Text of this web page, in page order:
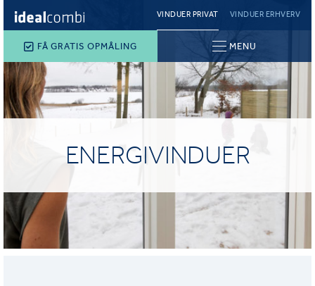
VINDUER PRIVAT VINDUER ERHVERV
FÅ GRATIS OPMÅLING MENU
ENERGIVINDUER